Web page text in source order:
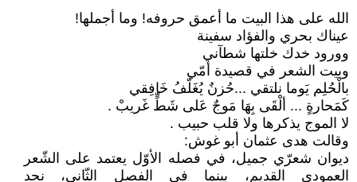
الله على هذا البيت ما أعمق حروفه! وما أجملها!
عيناك بحري والفؤاد سفينة
وورود خدك خلتها شطآني
وبيت الشعر في قصيدة أمّي
بالْحُلِم يَوما نلتقي ...حُزنٌ يُغَلّفُ خَافِقي
كَمَحارةٍ ... ألْقَى بِهَا مَوجٌ عَلى شَطٍّ غَريبْ .
لا الموج يذكرها ولا قلب حبيب .
وقالت هدى عثمان أبو غوش:
ديوان شعرّي جميل، في فصله الأوّل يعتمد على الشّعر
العمودي القديم، بينما في الفصل الثّاني، نجد